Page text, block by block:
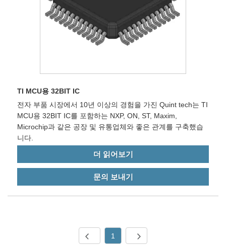
TI MCU용 32BIT IC
전자 부품 시장에서 10년 이상의 경험을 가진 Quint tech는 TI
MCU용 32BIT IC를 포함하는 NXP, ON, ST, Maxim,
Microchip과 같은 공장 및 유통업체와 좋은 관계를 구축했습
니다.
더 읽어보기
문의 보내기
1